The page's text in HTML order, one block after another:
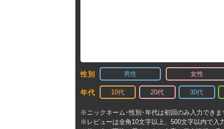
性別 男性 女性
年代 10代 20代 30代
※ニックネーム･性別･年代は初回のみ入力できま
※レビューは全角10文字以上、500文字以内で入